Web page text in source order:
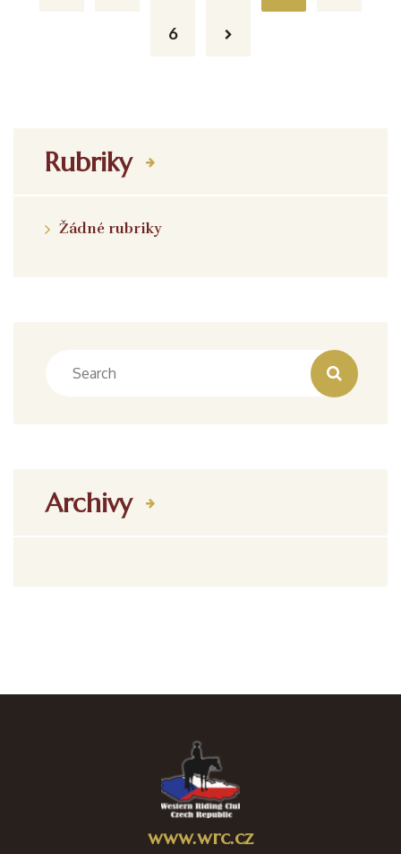
6
Rubriky
Žádné rubriky
Archivy
www.wrc.cz